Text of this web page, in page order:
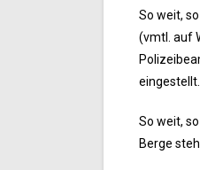
So weit,
(vmtl. auf
eingestellt.
So weit,
Berge